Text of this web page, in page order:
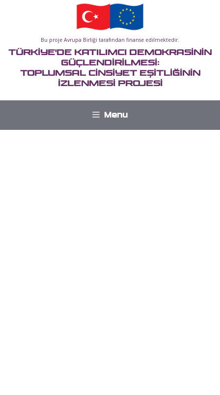
Bu proje Avrupa Birliği tarafından finanse edilmektedir.
TÜRKİYE'DE KATILIMCI DEMOKRASİNİN
GÜÇLENDİRİLMESİ:
TOPLUMSAL CİNSİYET EŞİTLİĞİNİN
İZLENMESİ PROJESİ
Menu